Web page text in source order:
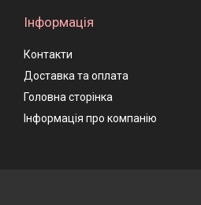
Інформація
Контакти
Доставка та оплата
Головна сторінка
Інформація про компанію